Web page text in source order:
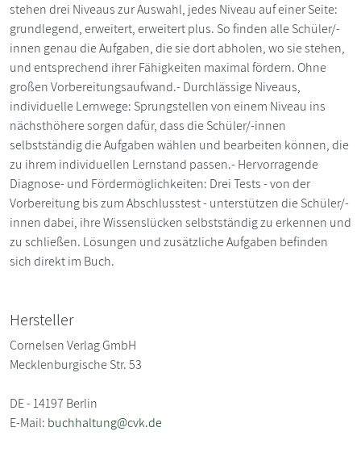
stehen drei Niveaus zur Auswahl, jedes Niveau auf einer Seite:
grundlegend, erweitert, erweitert plus. So finden alle Schüler/-
innen genau die Aufgaben, die sie dort abholen, wo sie stehen,
und entsprechend ihrer Fähigkeiten maximal fördern. Ohne
großen Vorbereitungsaufwand.- Durchlässige Niveaus,
individuelle Lernwege: Sprungstellen von einem Niveau ins
nächsthöhere sorgen dafür, dass die Schüler/-innen
selbstständig die Aufgaben wählen und bearbeiten können, die
zu ihrem individuellen Lernstand passen.- Hervorragende
Diagnose- und Fördermöglichkeiten: Drei Tests - von der
Vorbereitung bis zum Abschlusstest - unterstützen die Schüler/-
innen dabei, ihre Wissenslücken selbstständig zu erkennen und
zu schließen. Lösungen und zusätzliche Aufgaben befinden
sich direkt im Buch.
Hersteller
Cornelsen Verlag GmbH
Mecklenburgische Str. 53
DE - 14197 Berlin
E-Mail: buchhaltung@cvk.de